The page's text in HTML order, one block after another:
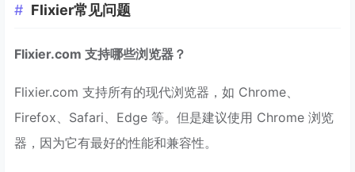
Flixier常见问题
Flixier.com 支持哪些浏览器？
Flixier.com 支持所有的现代浏览器，如 Chrome、
Firefox、Safari、Edge 等。但是建议使用 Chrome 浏览
器，因为它有最好的性能和兼容性。